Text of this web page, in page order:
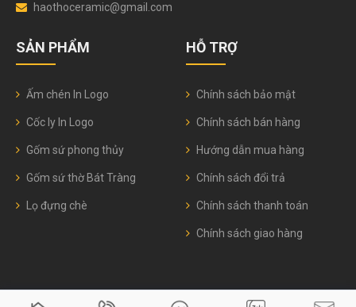
haothoceramic@gmail.com
SẢN PHẨM
Ấm chén In Logo
Cốc ly In Logo
Gốm sứ phong thủy
Gốm sứ thờ Bát Tràng
Lọ đựng chè
HỖ TRỢ
Chính sách bảo mật
Chính sách bán hàng
Hướng dẫn mua hàng
Chính sách đổi trả
Chính sách thanh toán
Chính sách giao hàng